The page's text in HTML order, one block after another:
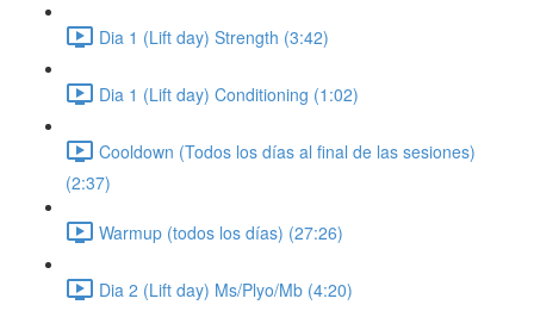
Dia 1 (Lift day) Strength (3:42)
Dia 1 (Lift day) Conditioning (1:02)
Cooldown (Todos los días al final de las sesiones)
(2:37)
Warmup (todos los días) (27:26)
Dia 2 (Lift day) Ms/Plyo/Mb (4:20)